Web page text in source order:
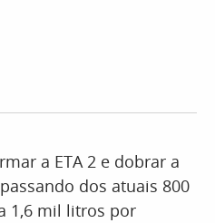
a ETA 2 e dobrar a
dos atuais 800
1,6 mil litros por